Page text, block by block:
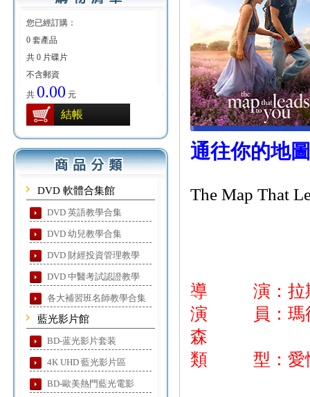
您已經訂購：
0 套產品
共 0 片碟片
不含郵資
共 0.00 元
結帳
DVD 軟體合集館
DVD 英語教學合集
DVD 幼兒教學合集
DVD 財經投資管理教學
DVD 中醫考試認證教學
各大補習班名師教學合集
藍光影片館
BD-蓝光影片套装
4K UHD 藍光影片區
BD-歐美熱門藍光電影
通往你的地圖
The Map That
導 演：拉斯
演 員：瑪德
森
類 型：愛